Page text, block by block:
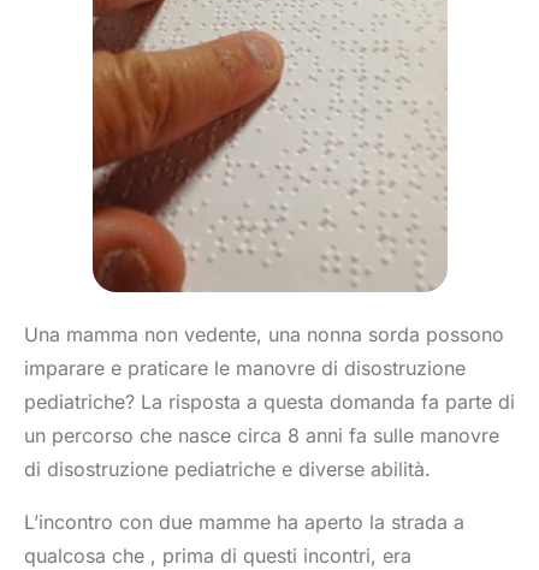
Una mamma non vedente, una nonna sorda possono
imparare e praticare le manovre di disostruzione
pediatriche? La risposta a questa domanda fa parte di
un percorso che nasce circa 8 anni fa sulle manovre
di disostruzione pediatriche e diverse abilità.
L’incontro con due mamme ha aperto la strada a
qualcosa che , prima di questi incontri, era